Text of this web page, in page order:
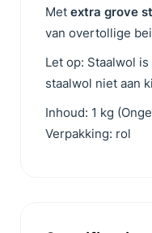
Met extra grove
van overtollige
Let op: Staalwol
staalwol niet aan
Inhoud: 1 kg
Verpakking: rol